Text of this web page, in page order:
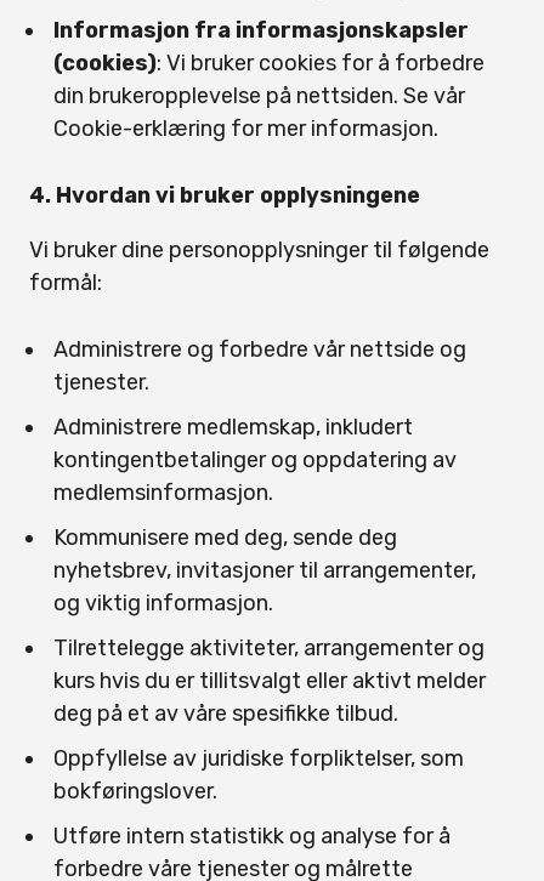
Informasjon fra informasjonskapsler
(cookies): Vi bruker cookies for å forbedre
din brukeropplevelse på nettsiden. Se vår
Cookie-erklæring for mer informasjon.
4. Hvordan vi bruker opplysningene
Vi bruker dine personopplysninger til følgende
formål:
Administrere og forbedre vår nettside og
tjenester.
Administrere medlemskap, inkludert
kontingentbetalinger og oppdatering av
medlemsinformasjon.
Kommunisere med deg, sende deg
nyhetsbrev, invitasjoner til arrangementer,
og viktig informasjon.
Tilrettelegge aktiviteter, arrangementer og
kurs hvis du er tillitsvalgt eller aktivt melder
deg på et av våre spesifikke tilbud.
Oppfyllelse av juridiske forpliktelser, som
bokføringslover.
Utføre intern statistikk og analyse for å
forbedre våre tjenester og målrette